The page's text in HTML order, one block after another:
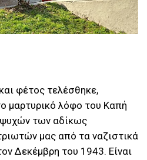
φέτος τελέσθηκε,
μαρτυρικό λόφο του Καπή
των αδίκως
μας από τα ναζιστικά
Δεκέμβρη του 1943. Είναι